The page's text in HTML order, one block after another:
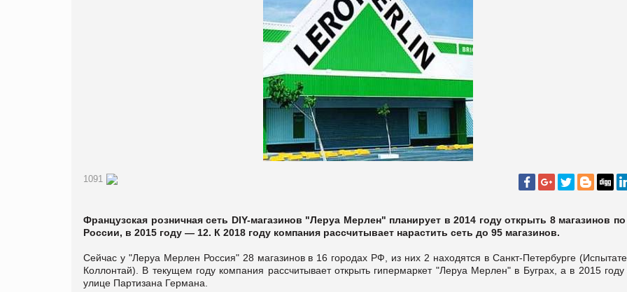
1091
Французская розничная сеть DIY-магазинов "Леруа Мерлен" планирует в 2014 году открыть 8 магазинов
России, в 2015 году — 12. К 2018 году компания рассчитывает нарастить сеть до 95 магазинов.
Сейчас у "Леруа Мерлен Россия" 28 магазинов в 16 городах РФ, из них 2 находятся в Санкт-Петербурге
Коллонтай). В текущем году компания рассчитывает открыть гипермаркет "Леруа Мерлен" в Буграх, а в 2015
улице Партизана Германа.